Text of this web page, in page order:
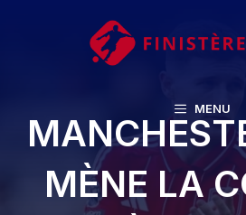
MENU
MÈNE LA